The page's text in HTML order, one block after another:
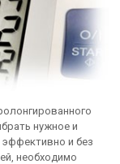
нужное и
и без
необходимо